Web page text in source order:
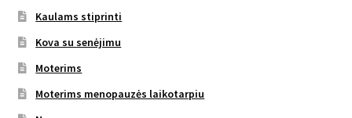
Kaulams stiprinti
Kova su senėjimu
Moterims
Moterims menopauzės laikotarpiu